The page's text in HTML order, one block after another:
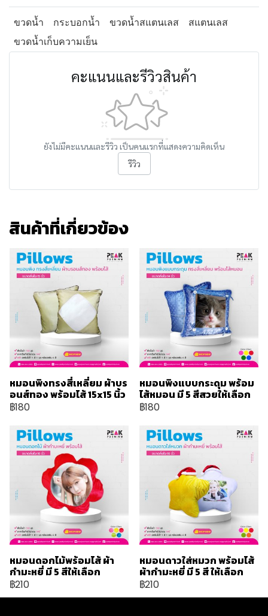
ขวดน้ำ กระบอกน้ำ ขวดน้ำสแตนเลส
สแตนเลส
ขวดน้ำเก็บความเย็น
คะแนนและรีวิวสินค้า
ยังไม่มีคะแนนและรีวิว เป็นคนแรกที่แสดงความคิดเห็น
รีวิว
สินค้าที่เกี่ยวข้อง
หมอนพิงทรงสี่เหลี่ยม ผ้าบร
อนส์ทอง พร้อมไส้ 15x15 นิ้ว
฿180
หมอนพิงแบบกระดุม พร้อม
ไส้หมอน มี 5 สีสวยให้เลือก
฿180
หมอนดอกไม้พร้อมไส้ ผ้า
กำมะหยี่ มี 5 สีให้เลือก
฿210
หมอนดาวใส่หมวก พร้อมไส้
ผ้ากำมะหยี่ มี 5 สี ให้เลือก
฿210